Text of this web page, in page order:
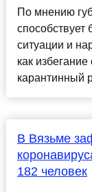
По мнению
способствует
ситуации и
как
карантинный
В Вязьме
182 человек